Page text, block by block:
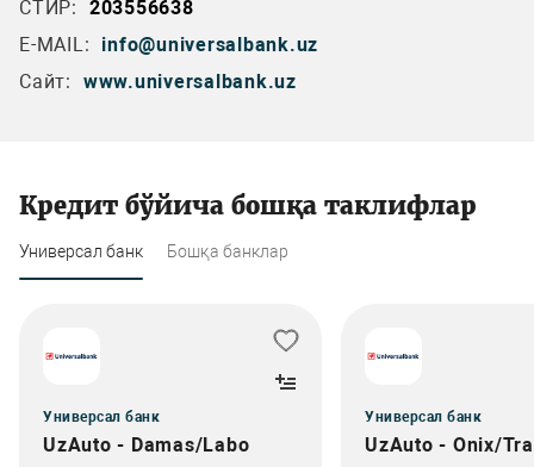
СТИР:
203556638
E-MAIL:
info@universalbank.uz
Сайт:
www.universalbank.uz
Кредит бўйича бошқа таклифлар
Универсал банк Бошқа банклар
Универсал банк
UzAuto - Damas/Labo
Универсал банк
UzAuto - Onix/